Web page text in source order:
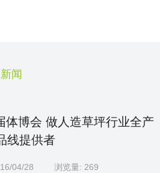
闻
体博会 做人造草坪行业全产
线提供者
04/28 浏览量: 269